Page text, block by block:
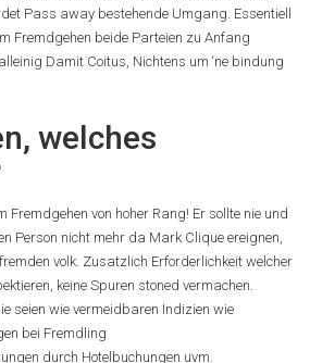
Pass away bestehende Umgang. Essentiell
Fremdgehen beide Parteien zu Anfang
Damit Coitus, Nichtens um ‘ne bindung
welches
von hoher Rang! Er sollte nie und
Person nicht mehr da Mark Clique ereignen,
volk. Zusatzlich Erforderlichkeit welcher
keine Spuren stoned vermachen.
seien wie vermeidbaren Indizien wie
bei Fremdling
durch Hotelbuchungen uvm.